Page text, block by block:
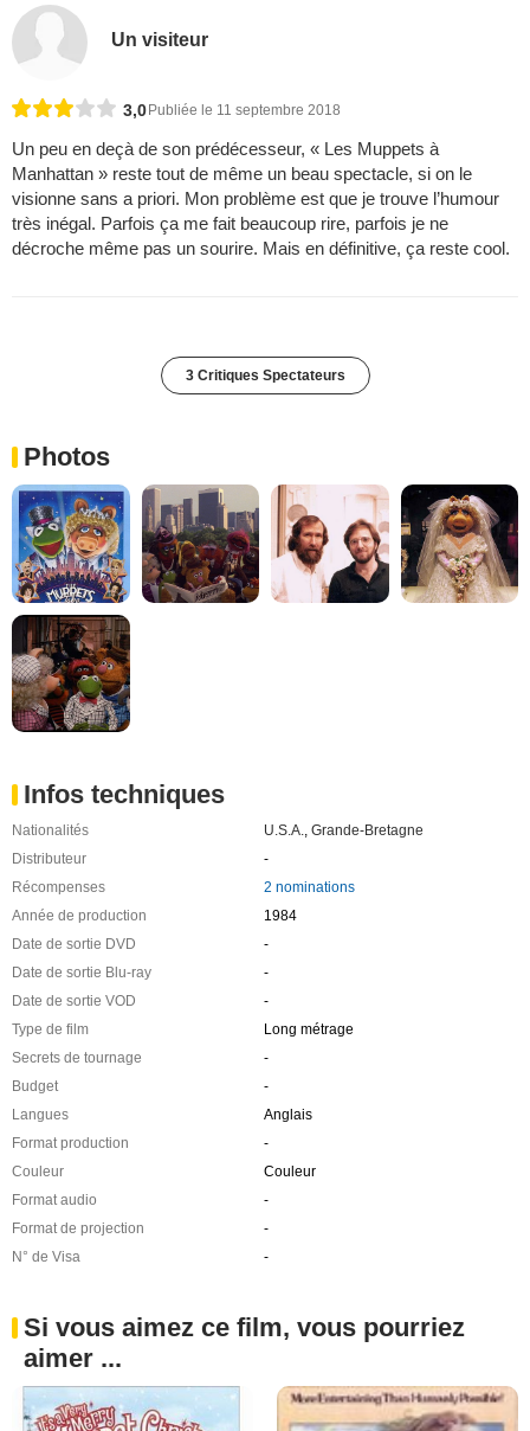
Un visiteur
3,0 Publiée le 11 septembre 2018
Un peu en deçà de son prédécesseur, « Les Muppets à
Manhattan » reste tout de même un beau spectacle, si on le
visionne sans a priori. Mon problème est que je trouve l’humour
très inégal. Parfois ça me fait beaucoup rire, parfois je ne
décroche même pas un sourire. Mais en définitive, ça reste cool.
3 Critiques Spectateurs
Photos
Infos techniques
Nationalités U.S.A., Grande-Bretagne
Distributeur
-
Récompenses
2 nominations
Année de production
1984
Date de sortie DVD
-
Date de sortie Blu-ray
-
Date de sortie VOD
-
Type de film
Long métrage
Secrets de tournage
-
Budget
-
Langues
Anglais
Format production
-
Couleur
Couleur
Format audio
-
Format de projection
-
N° de Visa
-
Si vous aimez ce film, vous pourriez
aimer ...